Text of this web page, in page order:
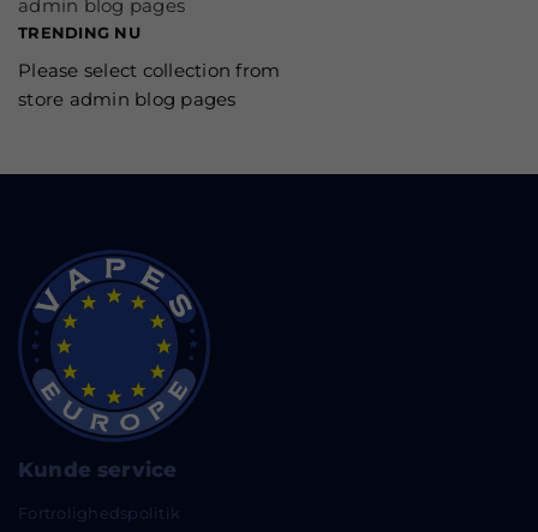
admin blog pages
TRENDING NU
Please select collection from
store admin blog pages
Kunde service
Fortrolighedspolitik